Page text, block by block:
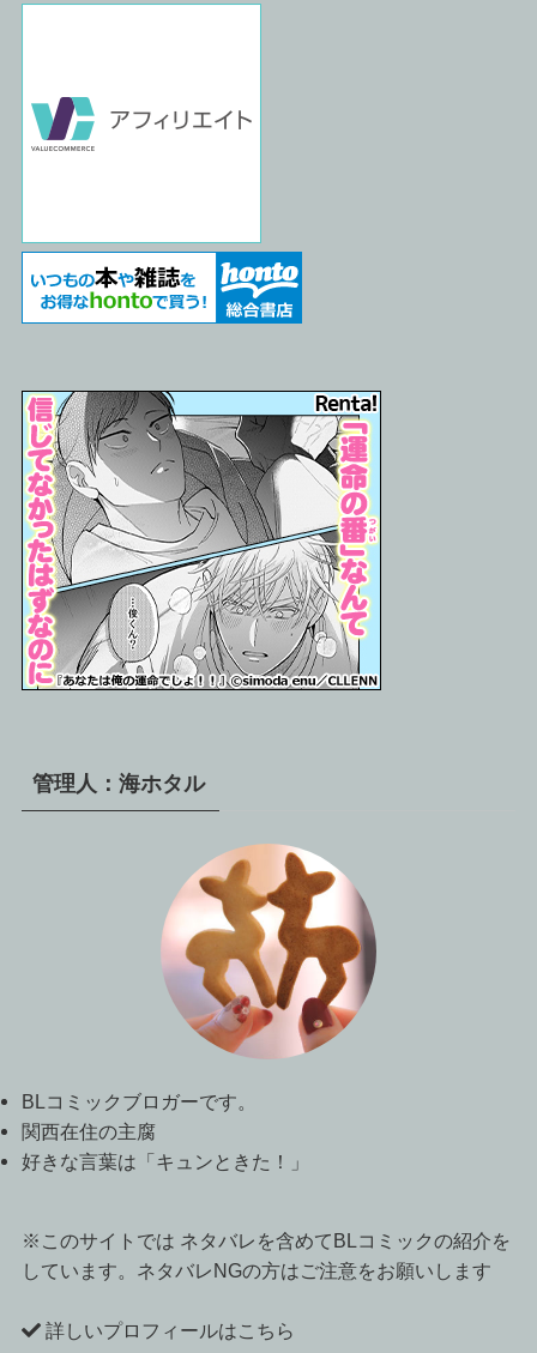
管理人：海ホタル
BLコミックブロガーです。
関西在住の主腐
好きな言葉は「キュンときた！」
※このサイトでは ネタバレを含めてBLコミックの紹介を
しています。ネタバレNGの方はご注意をお願いします
詳しいプロフィールはこちら